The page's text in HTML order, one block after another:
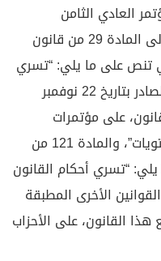
العادي الثامن
والثلاثين لحزب الشعب الجمهوري إلى المادة 29 من قانون
رقم 2820، والتي تنص على ما يلي: “تسري
أحكام قانون الجمعيات رقم 1630 الصادر بتاريخ 22 نوفمبر
على مؤتمرات
الأحزاب السياسية على جميع المستويات”، والمادة 121 من
“تسري أحكام القانون
الأخرى المطبقة
القانون، على الأحزاب